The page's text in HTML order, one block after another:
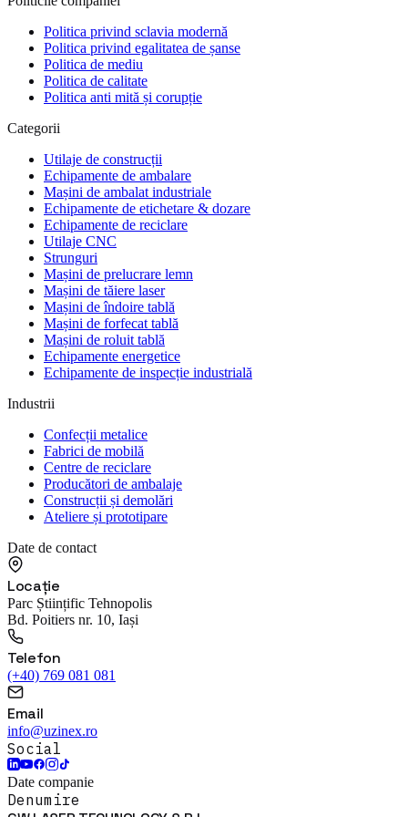
„Aveam un audit pe finanțarea PNRR și
echipamentul promis nu apăruse. Uzinex l-a
livrat și pus în funcțiune în 5 zile. Auditorii au
plecat mulțumiți, dosarul a trecut fără
observații."
Sorin Vasile
Facility Manager · DataCenter One
Politica privind sclavia modernă
Politica privind egalitatea de șanse
Politica de mediu
Politica de calitate
Politica anti mită și corupție
Categorii
Utilaje de construcții
Echipamente de ambalare
Mașini de ambalat industriale
Echipamente de etichetare & dozare
Echipamente de reciclare
Utilaje CNC
Strunguri
Mașini de prelucrare lemn
Mașini de tăiere laser
Mașini de îndoire tablă
Mașini de forfecat tablă
Mașini de roluit tablă
Echipamente energetice
Echipamente de inspecție industrială
Industrii
Confecții metalice
Fabrici de mobilă
Centre de reciclare
Producători de ambalaje
Construcții și demolări
Ateliere și prototipare
Date de contact
Locație
Parc Științific Tehnopolis
Bd. Poitiers nr. 10, Iași
Telefon
(+40) 769 081 081
Email
info@uzinex.ro
Social
Date companie
Denumire